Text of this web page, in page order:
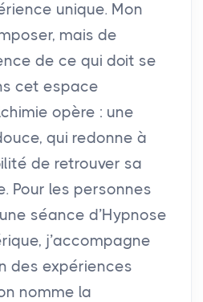
unique. Mon
mais de
de ce qui doit se
cet espace
opère : une
qui redonne à
de retrouver sa
Pour les personnes
séance d’Hypnose
j’accompagne
des expériences
nomme la